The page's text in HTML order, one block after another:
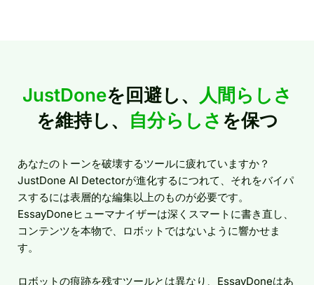
JustDoneを回避し、
人間らしさ
を維持し、
自分らしさ を保つ
あなたのトーンを破壊するツールに疲れていますか？
JustDone AI Detectorが進化するにつれて、それをバイパ
スするには表層的な編集以上のものが必要です。
EssayDoneヒューマナイザーは深くスマートに書き直し、
コンテンツを本物で、ロボットではないように響かせま
す。
ロボットの痕跡を残すツールとは異なり、EssayDoneはあ